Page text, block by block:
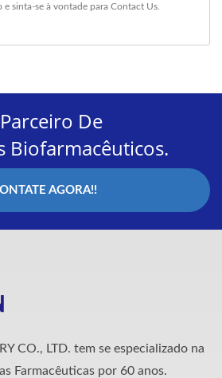
e sinta-se à vontade para Contact Us
De
Biofarmacêuticos.
AGORA!!
CO., LTD. tem se especializado na
Farmacêuticas por 60 anos.